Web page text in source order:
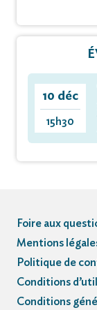
10 déc
15h30
Foire aux
Mentions
Politique de
Conditions
Conditions